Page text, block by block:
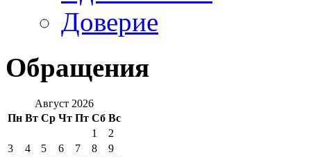
Доверие
Обращения
Август 2026
Пн Вт Ср Чт Пт Сб Вс
1
2
3
4 5 6 7 8
9